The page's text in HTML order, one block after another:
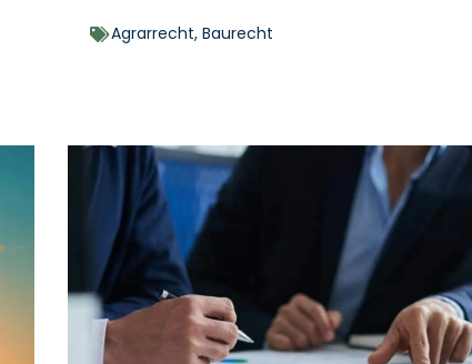
Agrarrecht, Baurecht